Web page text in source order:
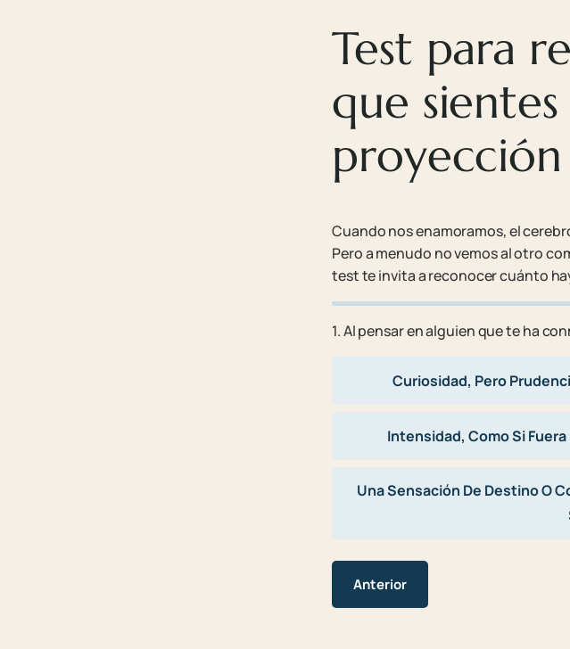
Test para
que
proyección
Cuando nos enamoramos, el
Pero a menudo no vemos al otro
test te invita a reconocer cuánto
1. Al pensar en alguien que te ha
Curiosidad, Pero
Intensidad, Como Si
Una Sensación De Destino O
Anterior